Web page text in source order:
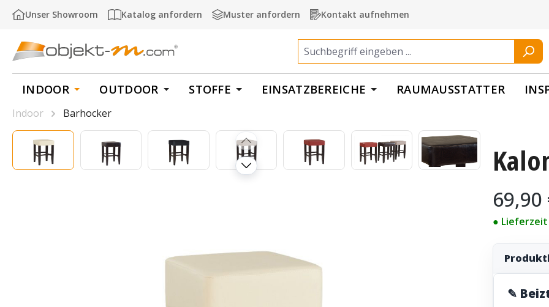
Hauptinhalt springen
Zur Suche springen
Zur Hauptnavigation springen
Unser Showroom Katalog anfordern Muster anfordern Kontakt aufnehmen
INDOOR OUTDOOR STOFFE EINSATZBEREICHE RAUMAUSSTATTER
Regulärer
69,90
●
✎
Indoor
Barhocker
Bildergalerie überspringen